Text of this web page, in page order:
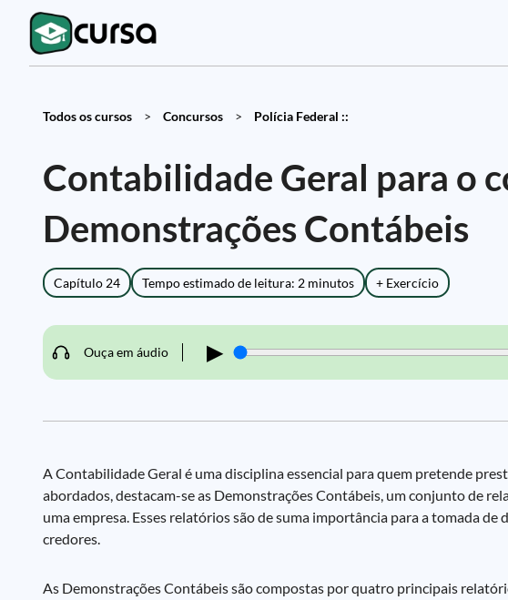
Todos os cursos > Concursos > Polícia Federal ::
Contabilidade Geral para o
Demonstrações Contábeis
Capítulo 24 Tempo estimado de leitura: 2 minutos + Exercício
Ouça em áudio ▶
A Contabilidade Geral é uma disciplina essencial para quem pretende
abordados, destacam-se as Demonstrações Contábeis, um conjunto de
uma empresa. Esses relatórios são de suma importância para a tomada
credores.
As Demonstrações Contábeis são compostas por quatro principais